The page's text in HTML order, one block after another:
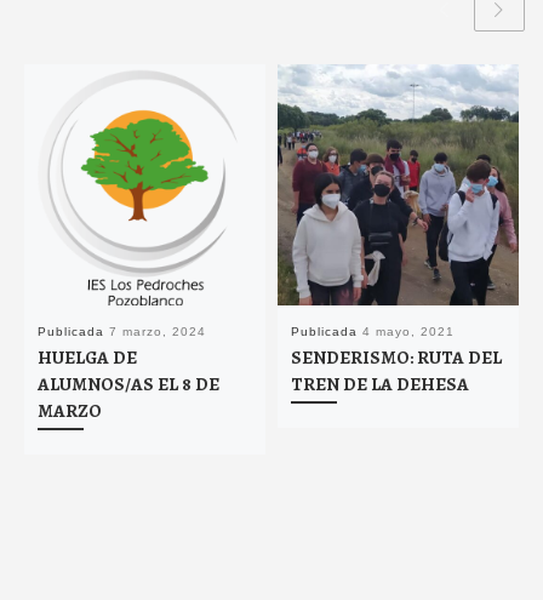
Publicada 7 marzo, 2024
HUELGA DE
ALUMNOS/AS EL 8 DE
MARZO
Publicada 4 mayo, 2021
SENDERISMO: RUTA DEL
TREN DE LA DEHESA